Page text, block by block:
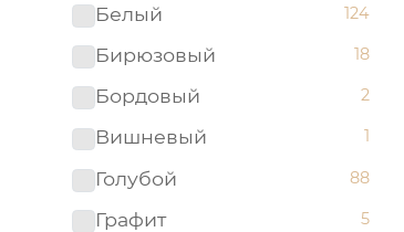
Белый 124
Бирюзовый 18
Бордовый 2
Вишневый 1
Голубой 88
Графит 5